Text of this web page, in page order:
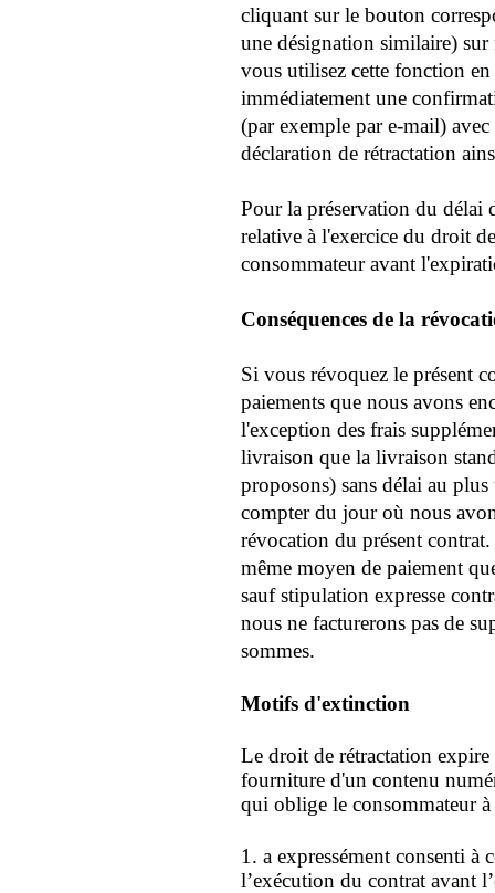
cliquant sur le bouton
une désignation similaire) sur
vous utilisez cette fonction
immédiatement une
(par exemple par e-mail)
déclaration de rétractation
Pour la préservation du
relative à l'exercice du droit
consommateur avant
Conséquences de la
Si vous révoquez le présent
paiements que nous avons
l'exception des frais
livraison que la livraison
proposons) sans délai au
compter du jour où nous
révocation du présent
même moyen de paiement
sauf stipulation expresse
nous ne facturerons pas de
sommes.
Motifs d'extinction
Le droit de rétractation
fourniture d'un contenu
qui oblige le consommateur
1. a expressément consenti à
l’exécution du contrat avant